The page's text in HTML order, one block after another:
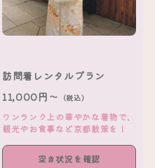
訪問着レンタルプラン
11,000円～ （税込）
ワンランク上の華やかな着物で、
観光やお食事など京都散策を！
空き状況を確認